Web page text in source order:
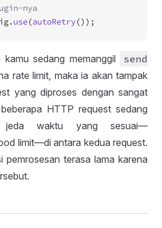
nya
use(autoRetry());
kamu sedang memanggil
send
rate limit, maka ia akan tampak
yang diproses dengan sangat
HTTP request sedang
jeda waktu yang sesuai—
limit—di antara kedua request.
pemrosesan terasa lama karena